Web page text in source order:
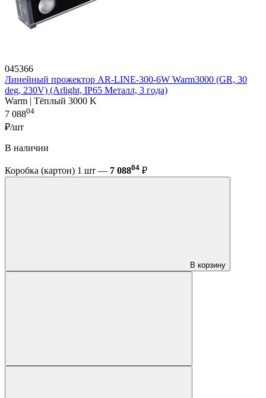
045366
Линейный прожектор AR-LINE-300-6W Warm3000 (GR, 30
deg, 230V) (Arlight, IP65 Металл, 3 года)
Warm | Тёплый 3000 K
7 08804
₽/шт
В наличии
Коробка (картон) 1 шт — 7 08804 ₽
В корзину